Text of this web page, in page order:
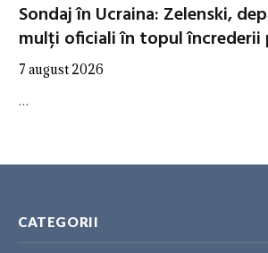
Sondaj în Ucraina: Zelenski,
mulți oficiali în topul încrederii
7 august 2026
…
CATEGORII